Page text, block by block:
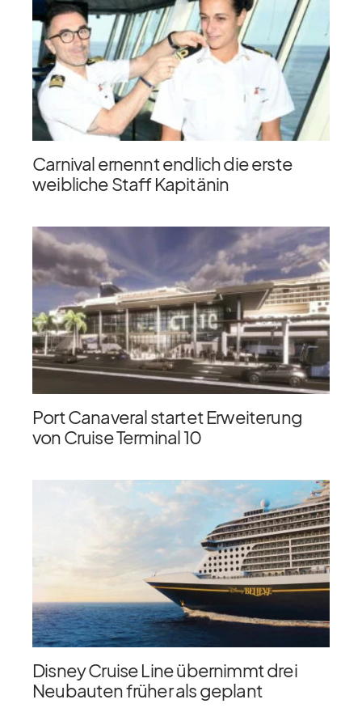
Carnival ernennt endlich die erste
weibliche Staff Kapitänin
Port Canaveral startet Erweiterung
von Cruise Terminal 10
Disney Cruise Line übernimmt drei
Neubauten früher als geplant